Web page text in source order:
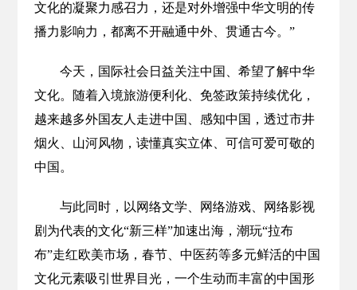
文化的凝聚力感召力，还是对外增强中华文明的传
播力影响力，都离不开融通中外、贯通古今。”
今天，国际社会日益关注中国、希望了解中华
文化。随着入境旅游便利化、免签政策持续优化，
越来越多外国友人走进中国、感知中国，透过市井
烟火、山河风物，读懂真实立体、可信可爱可敬的
中国。
与此同时，以网络文学、网络游戏、网络影视
剧为代表的文化“新三样”加速出海，潮玩“拉布
布”走红欧美市场，春节、中医药等多元鲜活的中国
文化元素吸引世界目光，一个生动而丰富的中国形